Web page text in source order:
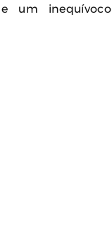
e um inequívoco